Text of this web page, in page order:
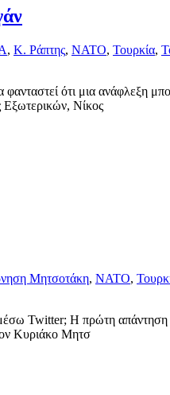
, Κ. Ράπτης, ΝΑΤΟ, Τουρκία,
ότι μια ανάφλεξη
Εξωτερικών, Νίκος
Μητσοτάκη, ΝΑΤΟ,
Twitter; Η πρώτη απάντηση
Κυριάκο Μητσ